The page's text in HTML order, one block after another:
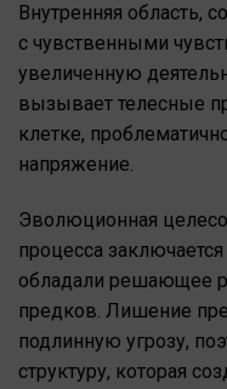
Внутренняя область,
с чувственными
увеличенную
вызывает телесные
клетке,
напряжение.
Эволюционная
процесса
обладали решающее
предков. Лишение
подлинную угрозу,
структуру, которая